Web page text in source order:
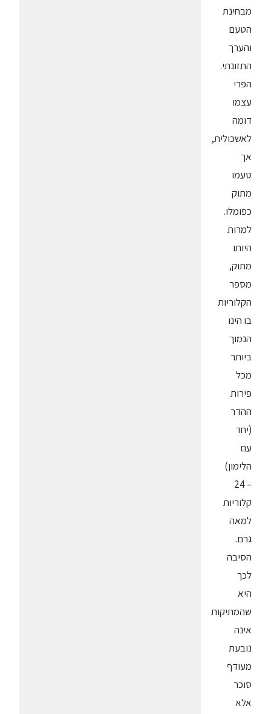
מבחינת
הטעם
והערך
התזונתי.
הפרי
עצמו
דומה
לאשכולית,
אך
טעמו
מתוק
כפומלו.
למרות
היותו
מתוק,
מספר
הקלוריות
בו הינו
הנמוך
ביותר
מכל
פירות
ההדר
(יחד
עם
הלימון)
– 24
קלוריות
למאה
גרם.
הסיבה
לכך
היא
שהמתיקות
אינה
נובעת
מעודף
סוכר
אלא